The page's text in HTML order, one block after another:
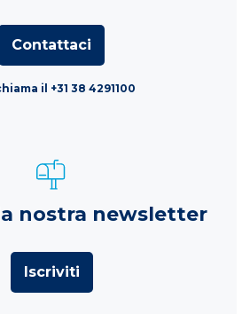
Contattaci
il +31 38 4291100
nostra newsletter
Iscriviti